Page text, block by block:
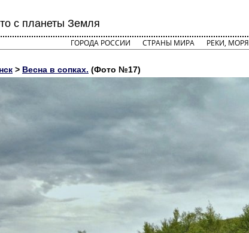
с планеты Земля
ГОРОДА РОССИИ СТРАНЫ МИРА РЕКИ, МОРЯ
> Весна в сопках. (Фото №17)